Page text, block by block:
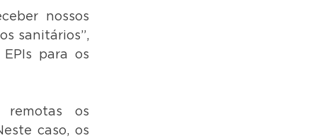
nossos
sanitários”,
para os
remotas os
caso, os